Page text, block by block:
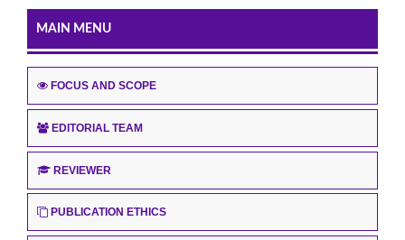
MAIN MENU
FOCUS AND SCOPE
EDITORIAL TEAM
REVIEWER
PUBLICATION ETHICS